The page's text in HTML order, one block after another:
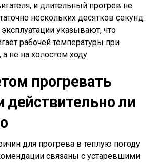
и длительный прогрев не
нескольких десятков секунд.
указывают, что
рабочей температуры при
не на холостом ходу.
прогревать
действительно ли
для прогрева в теплую погоду
связаны с устаревшими